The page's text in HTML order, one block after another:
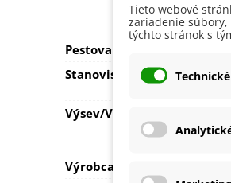
Pestovanie
Stanovisko
Výsev/výsadba
Výrobca
Tieto webové
zariadenie súbory,
týchto stránok s